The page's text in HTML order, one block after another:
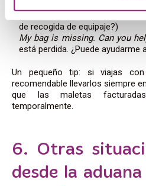
de recogida de equipaje?)
My bag is missing. Can you
está perdida. ¿Puede ayudarme
Un pequeño tip: si viajas
recomendable llevarlos siempre
que las maletas
temporalmente.
6. Otras
desde la